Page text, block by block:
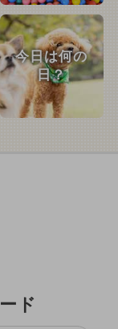
今日は何の
日？
ド